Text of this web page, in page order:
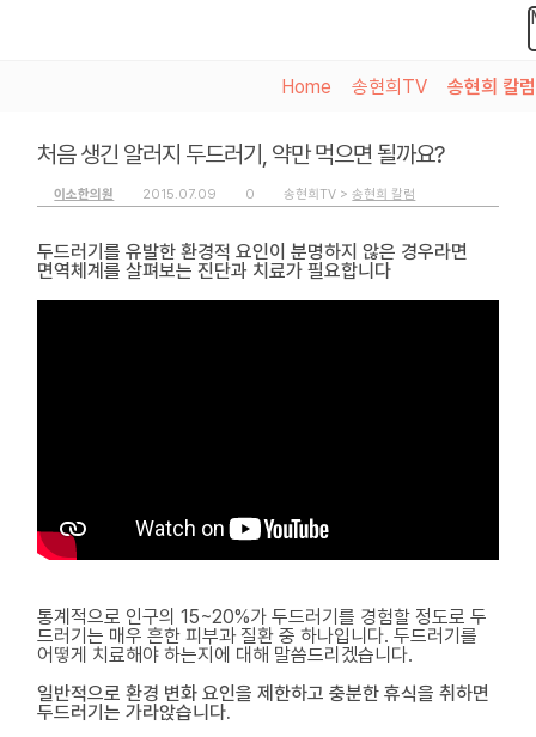
Home 송현희TV 송현희 칼럼
처음 생긴 알러지 두드러기, 약만 먹으면 될까요?
이소한의원 2015.07.09 0 송현희TV >송현희 칼럼
두드러기를 유발한 환경적 요인이 분명하지 않은 경우라면
면역체계를 살펴보는 진단과 치료가 필요합니다
통계적으로 인구의 15~20%가 두드러기를 경험할 정도로 두
드러기는 매우 흔한 피부과 질환 중 하나입니다. 두드러기를
어떻게 치료해야 하는지에 대해 말씀드리겠습니다.
일반적으로 환경 변화 요인을 제한하고 충분한 휴식을 취하면
두드러기는 가라앉습니다.